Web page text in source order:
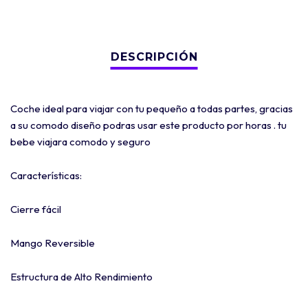
Coche ideal para viajar con tu pequeño a todas partes, gracias
a su comodo diseño podras usar este producto por horas . tu
bebe viajara comodo y seguro
Características:
Cierre fácil
Mango Reversible
Estructura de Alto Rendimiento